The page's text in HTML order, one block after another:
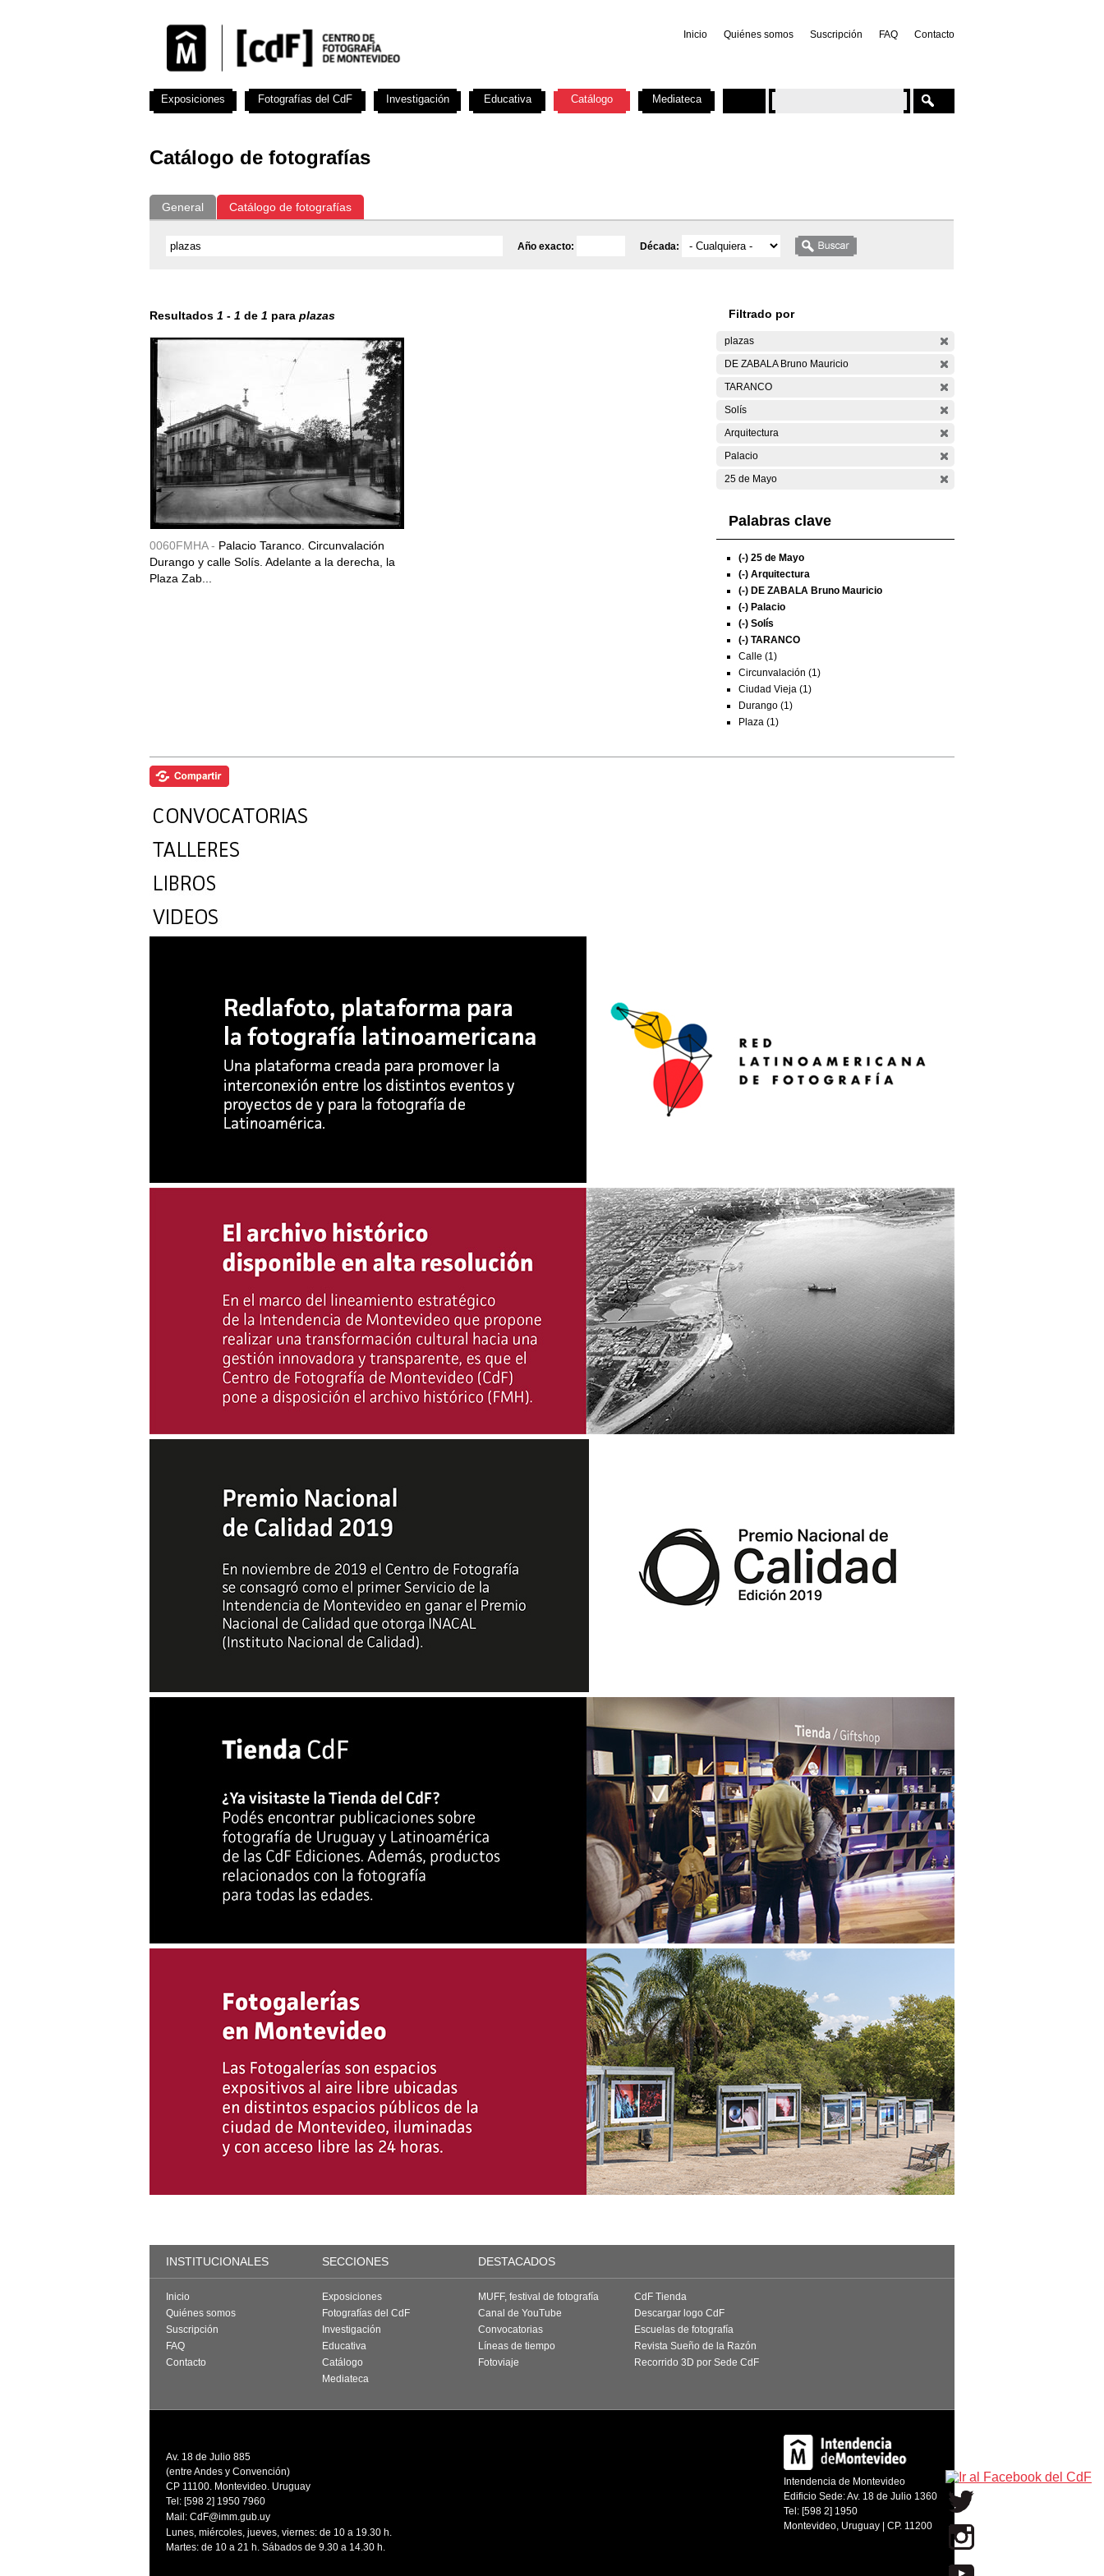
Inicio Quiénes somos Suscripción FAQ Contacto
Catálogo de fotografías
General Catálogo de fotografías
Año exacto: Década:
Resultados 1 - 1 de 1 para plazas
0060FMHA - Palacio Taranco. Circunvalación
Durango y calle Solís. Adelante a la derecha, la
Plaza Zab...
Filtrado por
plazas
DE ZABALA Bruno Mauricio
TARANCO
Solís
Arquitectura
Palacio
25 de Mayo
Palabras clave
(-) 25 de Mayo
(-) Arquitectura
(-) DE ZABALA Bruno Mauricio
(-) Palacio
(-) Solís
(-) TARANCO
Calle (1)
Circunvalación (1)
Ciudad Vieja (1)
Durango (1)
Plaza (1)
Exposiciones Fotografías del CdF Investigación Educativa Catálogo Mediateca
INSTITUCIONALES SECCIONES DESTACADOS
Inicio
Quiénes somos
Suscripción
FAQ
Contacto
Exposiciones
Fotografías del CdF
Investigación
Educativa
Catálogo
Mediateca
MUFF, festival de fotografía
Canal de YouTube
Convocatorias
Líneas de tiempo
Fotoviaje
CdF Tienda
Descargar logo CdF
Escuelas de fotografía
Revista Sueño de la Razón
Recorrido 3D por Sede CdF
Av. 18 de Julio 885
(entre Andes y Convención)
CP 11100. Montevideo. Uruguay
Tel: [598 2] 1950 7960
Mail: CdF@imm.gub.uy
Lunes, miércoles, jueves, viernes: de 10 a 19.30 h.
Martes: de 10 a 21 h. Sábados de 9.30 a 14.30 h.
Intendencia de Montevideo
Edificio Sede: Av. 18 de Julio 1360
Tel: [598 2] 1950
Montevideo, Uruguay | CP. 11200